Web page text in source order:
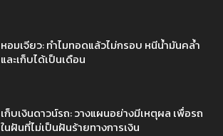
หอมเจียว: ทำไมทอดแล้วไม่กรอบ หนีน้ำมันคล้ำ
และเก็บได้เป็นเดือน
เก็บเงินดาวน์รถ: วางแผนอย่างมีเหตุผล เพื่อรถ
ในฝันที่ไม่เป็นฝันร้ายทางการเงิน